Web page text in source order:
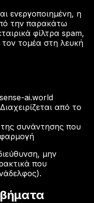
ενεργοποιημένη, η
την παρακάτω
φίλτρα spam,
τομέα στη λευκή
ai.world
από το
συνάντησης που
μην
που